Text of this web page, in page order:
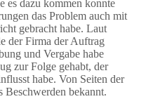
es dazu kommen konnte
das Problem auch mit
gebracht habe. Laut
der Firma der Auftrag
und Vergabe habe
zur Folge gehabt, der
habe. Von Seiten der
Beschwerden bekannt.